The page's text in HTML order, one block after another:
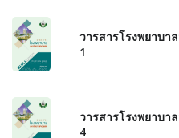
วารสารโรงพยาบ
1
วารสารโรงพยาบ
4